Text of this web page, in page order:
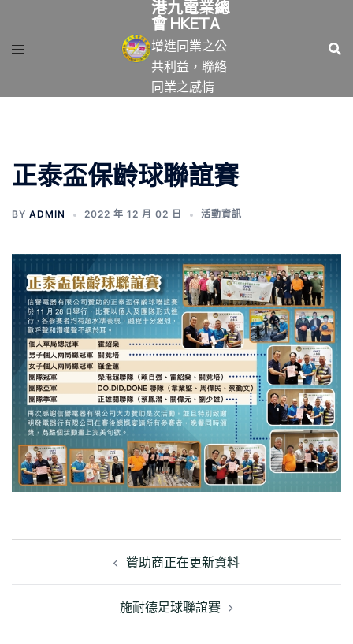
港九電業總
會 HKETA
增進同業之公
共利益，聯絡
同業之感情
正泰盃保齡球聯誼賽
BY ADMIN 2022 年 12 月 02 日 活動資訊
文
導
贊助商正在更新資料
施耐德足球聯誼賽